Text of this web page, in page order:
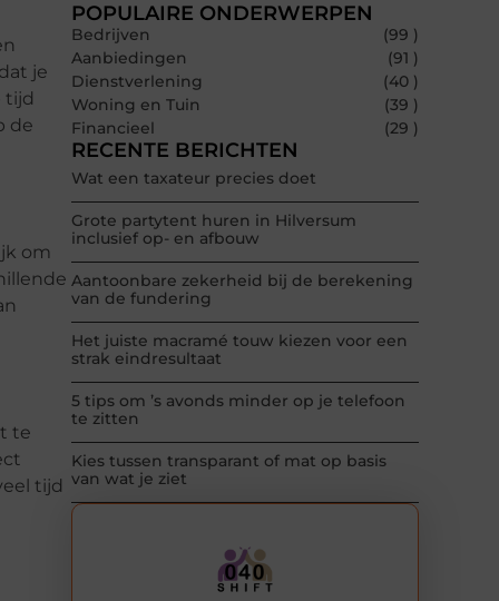
je
tijd
de
om
te
tijd
POPULAIRE ONDERWERPEN
Bedrijven
(99 )
Aanbiedingen
(91 )
Dienstverlening
(40 )
Woning en Tuin
(39 )
Financieel
(29 )
RECENTE BERICHTEN
Wat een taxateur precies doet
Grote partytent huren in Hilversum
inclusief op- en afbouw
Aantoonbare zekerheid bij de berekening
van de fundering
Het juiste macramé touw kiezen voor een
strak eindresultaat
5 tips om ’s avonds minder op je telefoon
te zitten
Kies tussen transparant of mat op basis
van wat je ziet